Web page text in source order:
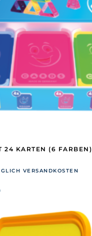
24 KARTEN (6 FARBEN)
VERSANDKOSTEN